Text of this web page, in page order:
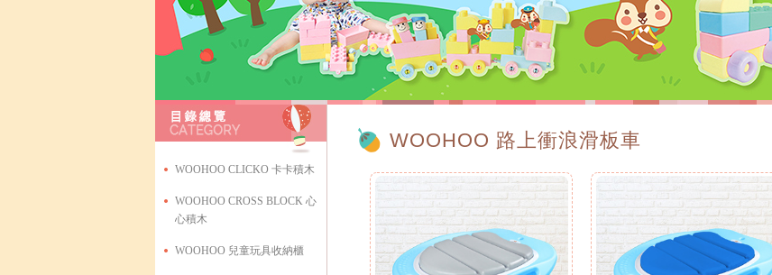
WOOHOO CLICKO 卡卡積木
WOOHOO CROSS BLOCK 心
心積木
WOOHOO 兒童玩具收納櫃
WOOHOO 路上衝浪滑板車